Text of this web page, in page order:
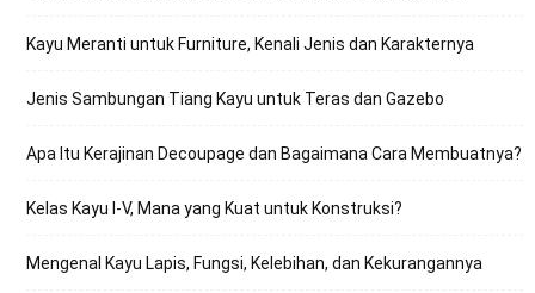
Kayu Meranti untuk Furniture, Kenali Jenis dan Karakternya
Jenis Sambungan Tiang Kayu untuk Teras dan Gazebo
Apa Itu Kerajinan Decoupage dan Bagaimana Cara Membuatnya?
Kelas Kayu I-V, Mana yang Kuat untuk Konstruksi?
Mengenal Kayu Lapis, Fungsi, Kelebihan, dan Kekurangannya